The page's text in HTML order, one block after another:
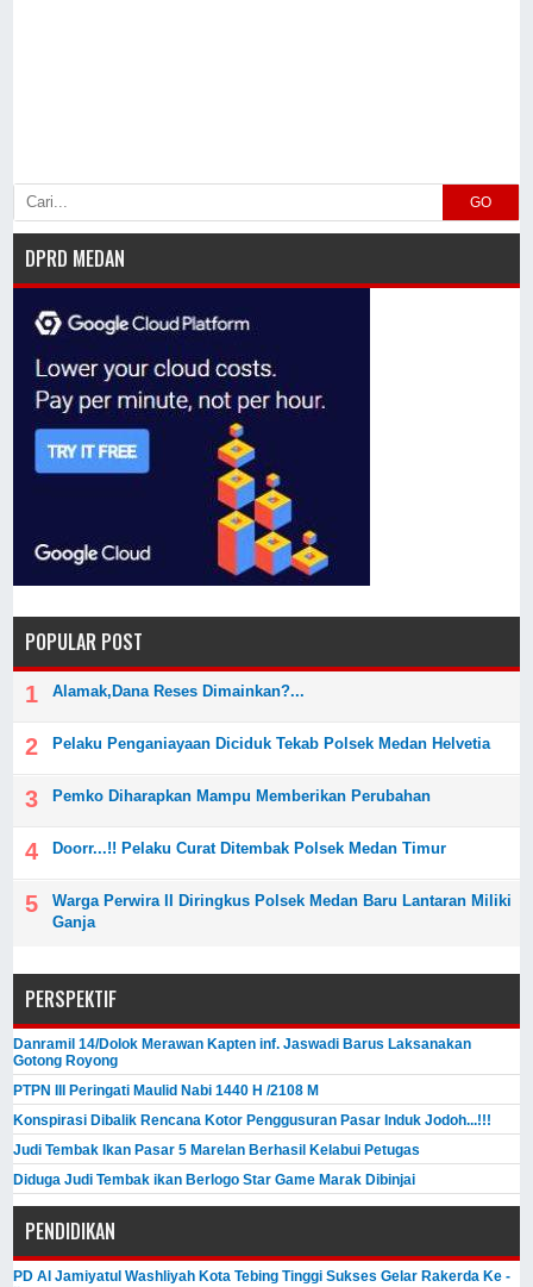
GO
DPRD MEDAN
POPULAR POST
Alamak,Dana Reses Dimainkan?...
Pelaku Penganiayaan Diciduk Tekab Polsek Medan Helvetia
Pemko Diharapkan Mampu Memberikan Perubahan
Doorr...!! Pelaku Curat Ditembak Polsek Medan Timur
Warga Perwira II Diringkus Polsek Medan Baru Lantaran Miliki
Ganja
PERSPEKTIF
Danramil 14/Dolok Merawan Kapten inf. Jaswadi Barus Laksanakan
Gotong Royong
PTPN III Peringati Maulid Nabi 1440 H /2108 M
Konspirasi Dibalik Rencana Kotor Penggusuran Pasar Induk Jodoh...!!!
Judi Tembak Ikan Pasar 5 Marelan Berhasil Kelabui Petugas
Diduga Judi Tembak ikan Berlogo Star Game Marak Dibinjai
PENDIDIKAN
PD Al Jamiyatul Washliyah Kota Tebing Tinggi Sukses Gelar Rakerda Ke -